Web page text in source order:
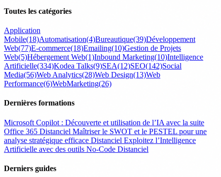
Toutes les catégories
Application
Mobile(18)Automatisation(4)Bureautique(39)Développement
Web(77)E-commerce(18)Emailing(10)Gestion de Projets
Web(5)Hébergement Web(1)Inbound Marketing(10)Intelligence
Artificielle(334)Kodea Talks(9)SEA(12)SEO(142)Social
Media(56)Web Analytics(28)Web Design(13)Web
Performance(6)WebMarketing(26)
Dernières formations
Microsoft Copilot : Découverte et utilisation de l’IA avec la suite
Office 365 Distanciel Maîtriser le SWOT et le PESTEL pour une
analyse stratégique efficace Distanciel Exploitez l’Intelligence
Artificielle avec des outils No-Code Distanciel
Derniers guides